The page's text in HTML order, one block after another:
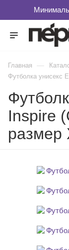
Главная —
Футболка унисекс
Inspire
размер